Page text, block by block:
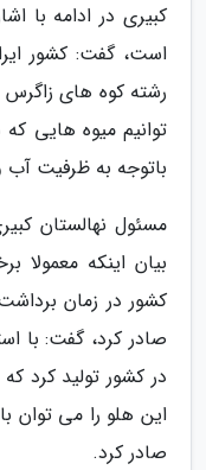
کبیری در ادامه با
است، گفت: کشور
رشته کوه های زاگرس
توانیم میوه هایی که
باتوجه به ظرفیت
مسئول نهالستان
بیان اینکه معمولا
کشور در زمان
صادر کرد، گفت: با
در کشور تولید کرد
این هلو را می توان
صادر کرد.